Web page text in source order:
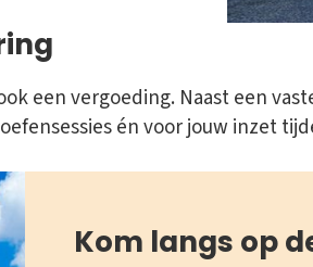
een vergoeding. Naast een
én voor jouw inzet
Kom langs op